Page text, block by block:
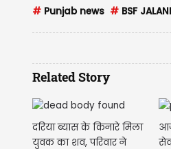
# Punjab news # BSF
Related Story
दरिया ब्यास के किनारे मिला
युवक का शव, परिवार ने